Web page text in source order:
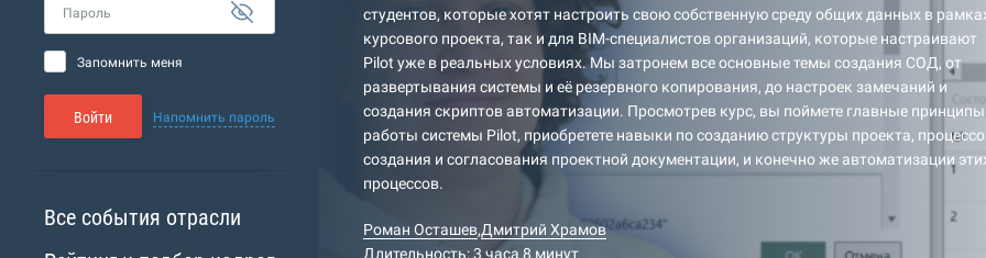
Пароль
Запомнить меня
Войти Напомнить пароль
Все события отрасли
студентов, которые хотят настроить свою собственную среду общих данных в
курсового проекта, так и для BIM-специалистов организаций, которые настраивают
Pilot уже в реальных условиях. Мы затронем все основные темы создания СОД, от
развертывания системы и её резервного копирования, до настроек замечаний и
создания скриптов автоматизации. Просмотрев курс, вы поймете главные принципы
работы системы Pilot, приобретете навыки по созданию структуры проекта,
создания и согласования проектной документации, и конечно же автоматизации
процессов.
Роман Осташев,Дмитрий Храмов
Длительность: 3 часа 8 минут